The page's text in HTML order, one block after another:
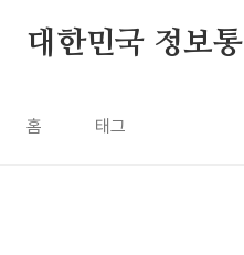
대한민국 정보통
홈 태그